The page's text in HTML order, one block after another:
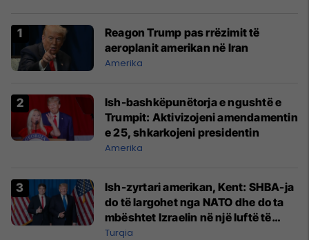
Reagon Trump pas rrëzimit të
aeroplanit amerikan në Iran
Amerika
Ish-bashkëpunëtorja e ngushtë e
Trumpit: Aktivizojeni amendamentin
e 25, shkarkojeni presidentin
Amerika
Ish-zyrtari amerikan, Kent: SHBA-ja
do të largohet nga NATO dhe do ta
mbështet Izraelin në një luftë të
mundshme me Turqinë në Siri
Turqia